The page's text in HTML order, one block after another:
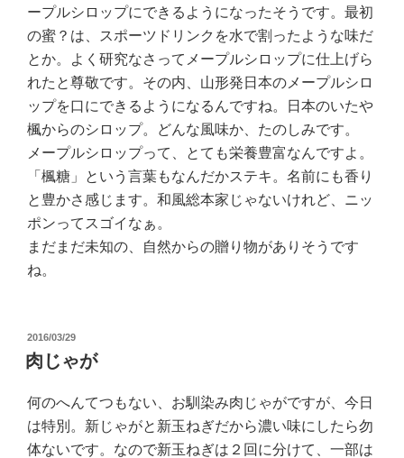
ープルシロップにできるようになったそうです。最初
の蜜？は、スポーツドリンクを水で割ったような味だ
とか。よく研究なさってメープルシロップに仕上げら
れたと尊敬です。その内、山形発日本のメープルシロ
ップを口にできるようになるんですね。日本のいたや
楓からのシロップ。どんな風味か、たのしみです。
メープルシロップって、とても栄養豊富なんですよ。
「楓糖」という言葉もなんだかステキ。名前にも香り
と豊かさ感じます。和風総本家じゃないけれど、ニッ
ポンってスゴイなぁ。
まだまだ未知の、自然からの贈り物がありそうです
ね。
投
稿
日:
2016/03/29
肉じゃが
何のへんてつもない、お馴染み肉じゃがですが、今日
は特別。新じゃがと新玉ねぎだから濃い味にしたら勿
体ないです。なので新玉ねぎは２回に分けて、一部は